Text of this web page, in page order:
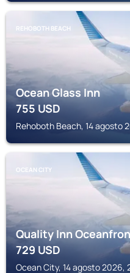
REHOBOTH BEACH
Ocean Glass Inn
755USD
Rehoboth Beach, 14 agosto
OCEAN CITY
Quality Inn
729USD
Ocean City, 14 agosto 2026,